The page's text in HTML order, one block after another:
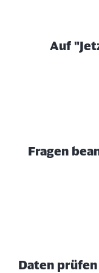
Auf
Fragen
Daten